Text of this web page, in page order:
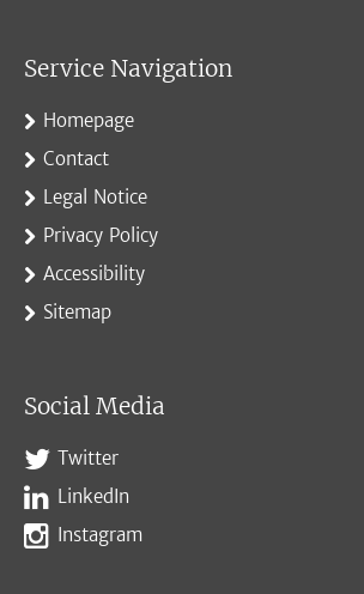
Service Navigation
Homepage
Contact
Legal Notice
Privacy Policy
Accessibility
Sitemap
Social Media
Twitter
LinkedIn
Instagram